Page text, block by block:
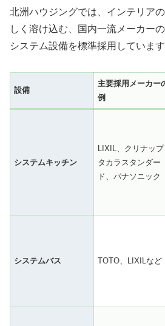
北洲ハウジングでは、インテリア
しく溶け込む、国内一流メーカー
システム設備を標準採用しています
設備
主要採用メーカー
例
システムキッチン
LIXIL、クリナップ
タカラスタンダー
ド、パナソニック
システムバス TOTO、LIXILなど